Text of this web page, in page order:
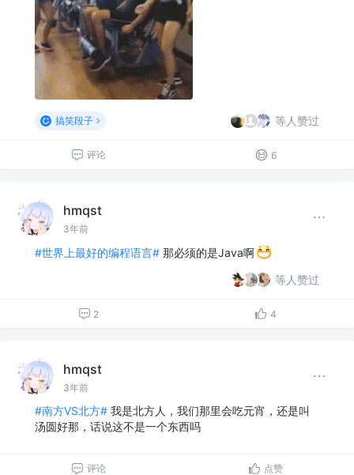
搞笑段子 等人赞过
评论 6
hmqst
3年前
#世界上最好的编程语言# 那必须的是Java啊
等人赞过
2 4
hmqst
3年前
#南方VS北方# 我是北方人，我们那里会吃元宵，还是叫
汤圆好那，话说这不是一个东西吗
评论 点赞